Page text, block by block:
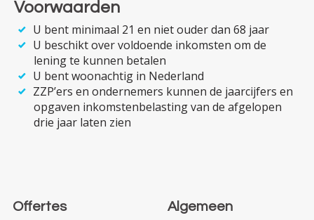
Voorwaarden
U bent minimaal 21 en niet ouder dan 68 jaar
U beschikt over voldoende inkomsten om de
lening te kunnen betalen
U bent woonachtig in Nederland
ZZP’ers en ondernemers kunnen de jaarcijfers en
opgaven inkomsten­­belasting van de afgelopen
drie jaar laten zien
Offertes
Algemeen